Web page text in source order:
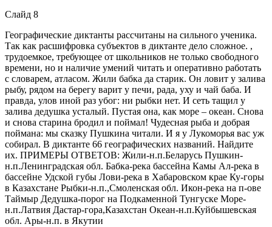
Слайд 8
Географические диктанты рассчитаны на сильного ученика.
Так как расшифровка субъектов в диктанте дело сложное. ,
трудоемкое, требующее от школьников не только свободного
времени, но и наличие умений читать и оперативно работать
с словарем, атласом. Жили бабка да старик. Он ловит у залива
рыбу, рядом на берегу варит у печи, рада, уху и чай баба. И
правда, улов иной раз убог: ни рыбки нет. И сеть тащил у
залива дедушка усталый. Пустая она, как море – океан. Снова
и снова старина бродил и поймал! Чудесная рыба и добрая
поймана: мы сказку Пушкина читали. И я у Лукоморья вас уж
собирал. В диктанте 66 географических названий. Найдите
их. ПРИМЕРЫ ОТВЕТОВ: Жили-н.п.Беларусь Пушкин-
н.п.Ленинградская обл. Бабка-река бассейна Камы Ал-река в
бассейне Удской губы Лови-река в Хабаровском крае Ку-горы
в Казахстане Рыбки-н.п.,Смоленская обл. Икон-река на п-ове
Таймыр Дедушка-порог на Подкаменной Тунгуске Море-
н.п.Латвия Дастар-гора,Казахстан Океан-н.п.Куйбышевская
обл. Ары-н.п. в Якутии